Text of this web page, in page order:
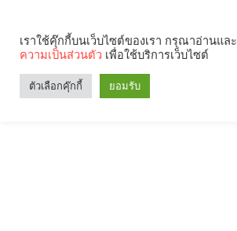
เราใช้คุ๊กกี้บนเว็บไซต์ของเรา กรุณาอ่านแล
ความเป็นส่วนตัว เพื่อใช้บริการเว็บไซต์
ตัวเลือกคุ๊กกี้ ยอมรับ